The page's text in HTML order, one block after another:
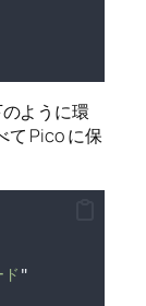
ように環
て Pico に保
"